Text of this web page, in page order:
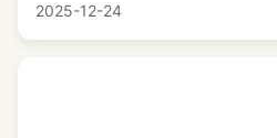
2025-12-24